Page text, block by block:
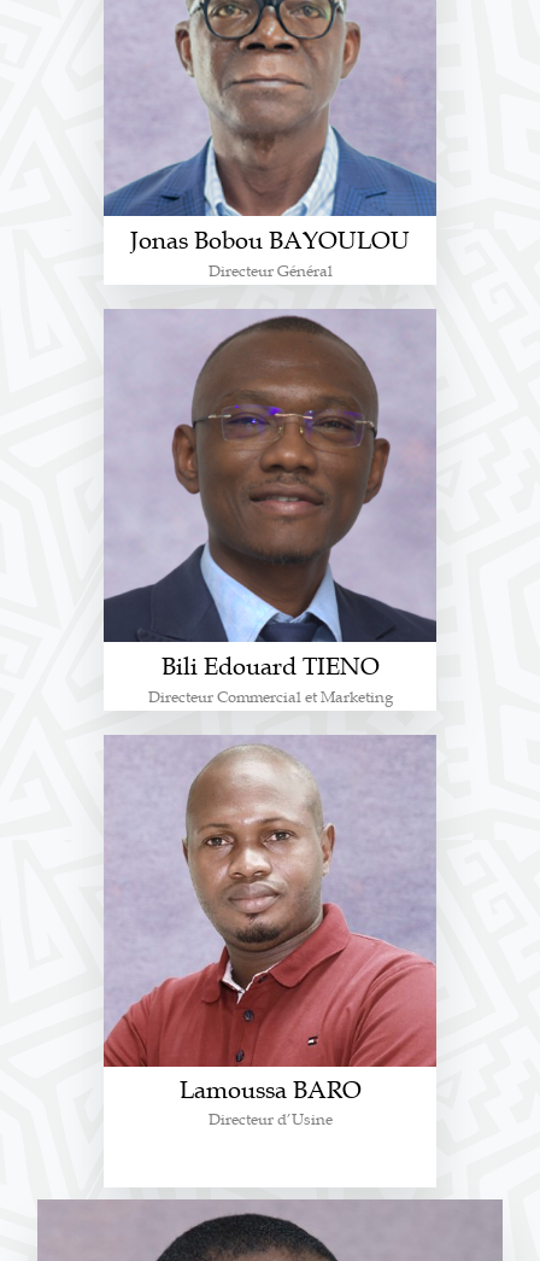
Jonas Bobou BAYOULOU
Directeur Général
Bili Edouard TIENO
Directeur Commercial et Marketing
Lamoussa BARO
Directeur d’Usine